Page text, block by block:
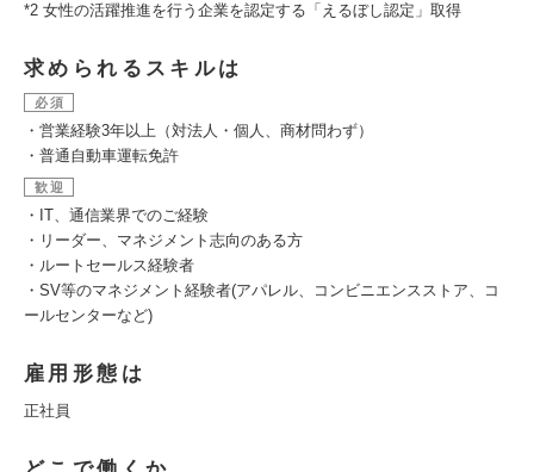
*2 女性の活躍推進を行う企業を認定する「えるぼし認定」取得
求められるスキルは
必須
・営業経験3年以上（対法人・個人、商材問わず）
・普通自動車運転免許
歓迎
・IT、通信業界でのご経験
・リーダー、マネジメント志向のある方
・ルートセールス経験者
・SV等のマネジメント経験者(アパレル、コンビニエンスストア、コ
ールセンターなど)
雇用形態は
正社員